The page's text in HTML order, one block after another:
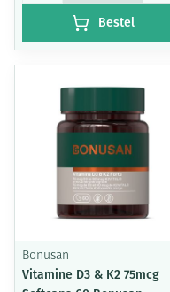
Bestel
Bonusan
Vitamine D3 & K2 75mcg